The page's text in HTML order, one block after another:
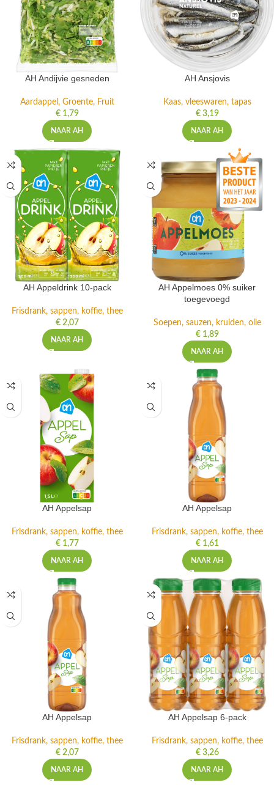
AH Andijvie gesneden
Aardappel, Groente, Fruit
€1,79
NAAR AH
AH Ansjovis
Kaas, vleeswaren, tapas
€3,19
NAAR AH
AH Appeldrink 10-pack
Frisdrank, sappen, koffie, thee
€2,07
NAAR AH
AH Appelmoes 0% suiker
toegevoegd
Soepen, sauzen, kruiden, olie
€1,89
NAAR AH
AH Appelsap
Frisdrank, sappen, koffie, thee
€1,77
NAAR AH
AH Appelsap
Frisdrank, sappen, koffie, thee
€1,61
NAAR AH
AH Appelsap
Frisdrank, sappen, koffie, thee
€2,07
NAAR AH
AH Appelsap 6-pack
Frisdrank, sappen, koffie, thee
€3,26
NAAR AH